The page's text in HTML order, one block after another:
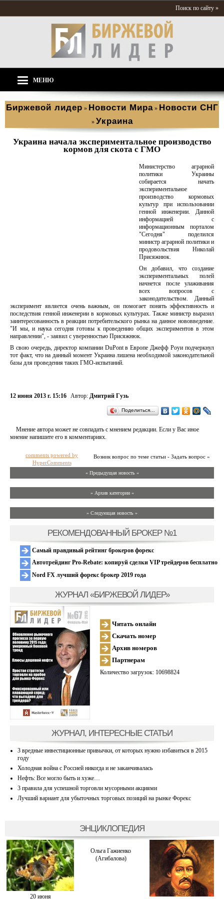
Поиск по сайту »
МЕНЮ
Биржевой лидер » Новости Мира » Новости СНГ
» Украина
Украина начала экспериментальное производство
кормов для скота с ГМО
Министерство аграрной
политики Украины
собирается начать
экспериментальное
производство кормовых
культур при использовании
генной инженерии. Данной
информацией с
информационным порталом
"Сегодня" поделился
министр аграрной политики и
продовольствия Николай
Присяжнюк.
Он добавил, что создание
экспериментальных полей
начнется после улаживания
всех вопросов с
законодательством. Данный
эксперимент является очень важным, он помогает понять эффективность и
последствия генной инженерии в кормовых культурах. Также министр выразил
заинтересованность в реакции потребительского рынка на данное нововведение.
"И мы, и наука сегодня готовы к проведению общих экспериментов в этом
направлении", - заявил с уверенностью Присяжнюк.
В свою очередь, директор компании DuPont в Европе Джефф Роуи подчеркнул
тот факт, что на данный момент Украина лишена необходимой законодательной
базы для проведения таких ГМО-испытаний.
12 июня 2013 г. 15:16 Автор: Дмитрий Гузь
Поделиться…
Мнение автора может не совпадать с мнением редакции. Если у Вас иное
мнение напишите его в комментариях.
Возник вопрос по теме статьи - Задать вопрос »
comments powered by
HyperComments
« Предыдущая новость «
» Архив категории «
» Следующая новость »
РЕКОМЕНДОВАННЫЙ БРОКЕР №1
Самый правдивый рейтинг брокеров форекс
Автотрейдинг Pro-Rebate: копируй сделки VIP трейдеров бесплатно
Nord FX лучший форекс брокер 2019 года
ЖУРНАЛ «БИРЖЕВОЙ ЛИДЕР»
Читать онлайн
Скачать номер
Архив номеров
Партнерам
Количество загрузок: 10698824
ЖУРНАЛ, ИНТЕРЕСНЫЕ СТАТЬИ
3 вредные инвестиционные привычки, от которых нужно избавиться в 2015
году
Холодная война с Россией никогда и не заканчивалась
Нефть: Все могло быть и хуже…
3 правила для успешной торговли мусорными акциями
Лучший вариант для убыточных торговых позиций на рынке Форекс
ЭНЦИКЛОПЕДИЯ
20 июня
Ольга Гажиенко
(Агибалова)